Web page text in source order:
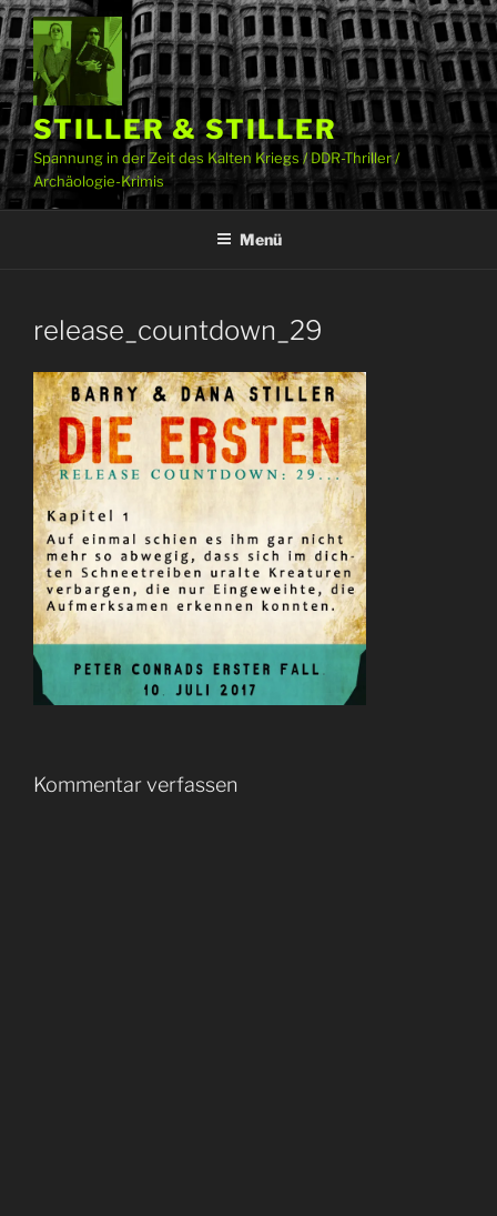
Zum
Inhalt
springen
STILLER & STILLER
Spannung in der Zeit des Kalten Kriegs / DDR-Thriller /
Archäologie-Krimis
Menü
release_countdown_29
Kommentar verfassen